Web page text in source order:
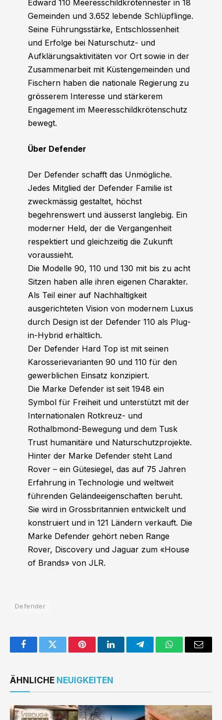
Edward 110 Meeresschildkrötennester in 18
Gemeinden und 3.652 lebende Schlüpflinge.
Seine Führungsstärke, Entschlossenheit
und Erfolge bei Naturschutz- und
Aufklärungsaktivitäten vor Ort sowie in der
Zusammenarbeit mit Küstengemeinden und
Fischern haben die nationale Regierung zu
grösserem Interesse und stärkerem
Engagement im Meeresschildkrötenschutz
bewegt.
Über Defender
Der Defender schafft das Unmögliche.
Jedes Mitglied der Defender Familie ist
zweckmässig gestaltet, höchst
begehrenswert und äusserst langlebig. Ein
moderner Held, der die Vergangenheit
respektiert und gleichzeitig die Zukunft
voraussieht.
Die Modelle 90, 110 und 130 mit bis zu acht
Sitzen haben alle ihren eigenen Charakter.
Als Teil einer auf Nachhaltigkeit
ausgerichteten Vision von modernem Luxus
durch Design ist der Defender 110 als Plug-
in-Hybrid erhältlich.
Der Defender Hard Top ist mit seinen
Karosserievarianten 90 und 110 für den
gewerblichen Einsatz konzipiert.
Die Marke Defender ist seit 1948 ein
Symbol für Freiheit und unterstützt mit der
Internationalen Rotkreuz- und
Rothalbmond-Bewegung und dem Tusk
Trust humanitäre und Naturschutzprojekte.
Hinter der Marke Defender steht Land
Rover – ein Gütesiegel, das auf 75 Jahren
Erfahrung in Technologie und weltweit
führenden Geländeeigenschaften beruht.
Sie wird in Grossbritannien entwickelt und
konstruiert und in 121 Ländern verkauft. Die
Marke Defender gehört neben Range
Rover, Discovery und Jaguar zum «House
of Brands» von JLR.
Defender
FacebookTwitter PinterestLinkedInTelegramWhatsAppEmail
ÄHNLICHE NEUIGKEITEN